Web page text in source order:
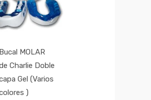
Bucal MOLAR
Charlie Doble
Gel (Varios
)